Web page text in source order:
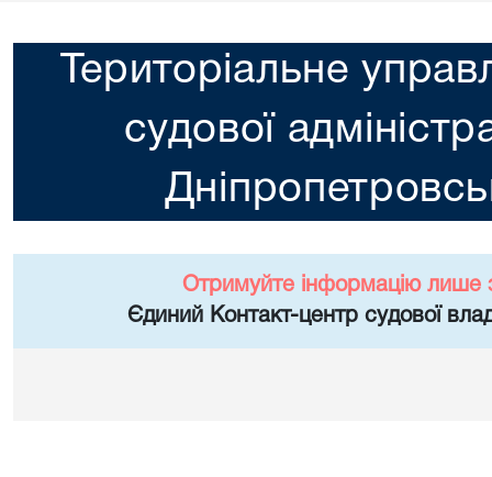
Територіальне
судової
Отримуйте інформацію лише
Єдиний Контакт-центр судової